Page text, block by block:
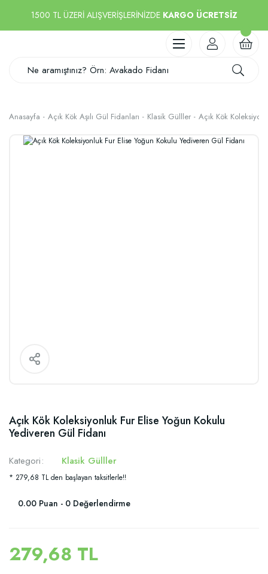
1500 TL ÜZERİ ALIŞVERİŞLERİNİZDE KARGO ÜCRETSİZ
Anasayfa Açık Kök Aşılı Gül Fidanları Klasik Gülller Açık Kök
Açık Kök Koleksiyonluk Fur Elise Yoğun Kokulu
Yediveren Gül Fidanı
Kategori Klasik Gülller
* 279,68 TL den başlayan taksitlerle!!
0.00 Puan - 0 Değerlendirme
279,68 TL